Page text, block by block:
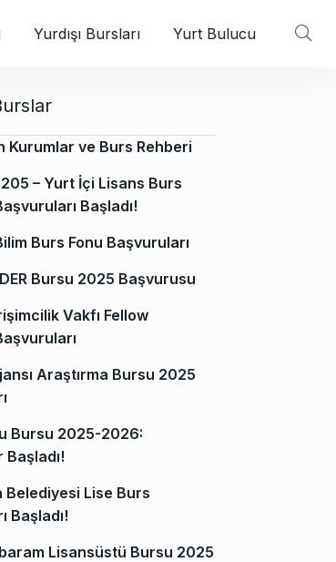
Yurdışı Bursları Yurt Bulucu
Kurumlar ve Burs Rehberi
– Yurt İçi Lisans Burs
Başladı!
Burs Fonu Başvuruları
Bursu 2025 Başvurusu
Vakfı Fellow
Araştırma Bursu 2025
Bursu 2025-2026:
Belediyesi Lise Burs
Başladı!
Lisansüstü Bursu 2025